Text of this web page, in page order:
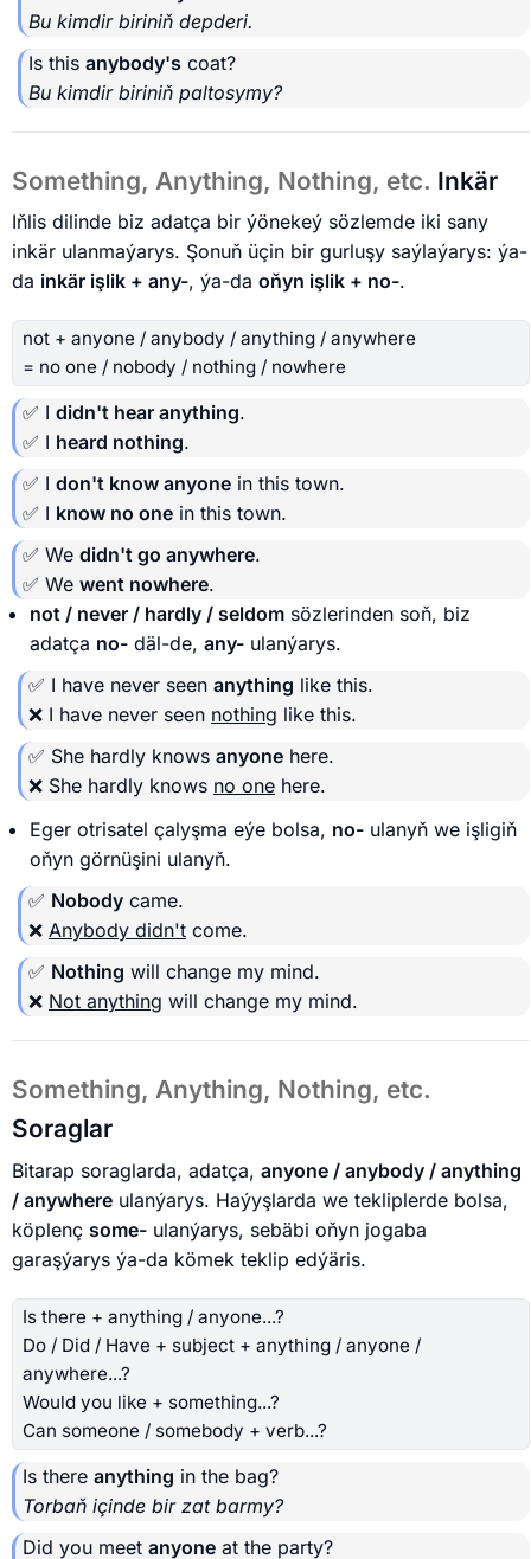
Bu kimdir biriniň depderi.
Is this anybody's coat?
Bu kimdir biriniň paltosymy?
Something, Anything, Nothing, etc. Inkär
Iňlis dilinde biz adatça bir ýönekeý sözlemde iki sany
inkär ulanmaýarys. Şonuň üçin bir gurluşy saýlaýarys: ýa-
da inkär işlik + any-, ýa-da oňyn işlik + no-.
not + anyone / anybody / anything / anywhere
= no one / nobody / nothing / nowhere
✅ I didn't hear anything.
✅ I heard nothing.
✅ I don't know anyone in this town.
✅ I know no one in this town.
✅ We didn't go anywhere.
✅ We went nowhere.
not / never / hardly / seldom sözlerinden soň, biz
adatça no- däl-de, any- ulanýarys.
✅ I have never seen anything like this.
❌ I have never seen nothing like this.
✅ She hardly knows anyone here.
❌ She hardly knows no one here.
Eger otrisatel çalyşma eýe bolsa, no- ulanyň we işligiň
oňyn görnüşini ulanyň.
✅ Nobody came.
❌ Anybody didn't come.
✅ Nothing will change my mind.
❌ Not anything will change my mind.
Something, Anything, Nothing, etc.
Soraglar
Bitarap soraglarda, adatça, anyone / anybody / anything
/ anywhere ulanýarys. Haýyşlarda we tekliplerde bolsa,
köplenç some- ulanýarys, sebäbi oňyn jogaba
garaşýarys ýa-da kömek teklip edýäris.
Is there + anything / anyone...?
Do / Did / Have + subject + anything / anyone /
anywhere...?
Would you like + something...?
Can someone / somebody + verb...?
Is there anything in the bag?
Torbaň içinde bir zat barmy?
Did you meet anyone at the party?